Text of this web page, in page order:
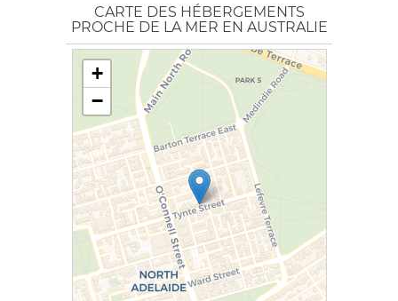
CARTE DES HÉBERGEMENTS
PROCHE DE LA MER EN AUSTRALIE
+
−